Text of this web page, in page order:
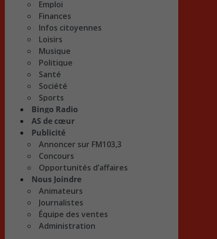
Emploi
Finances
Infos citoyennes
Loisirs
Musique
Politique
Santé
Société
Sports
Bingo Radio
AS de cœur
Publicité
Annoncer sur FM103,3
Concours
Opportunités d’affaires
Nous Joindre
Animateurs
Journalistes
Équipe des ventes
Administration